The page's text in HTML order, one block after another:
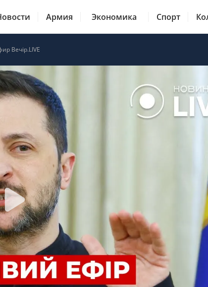
Армия Экономика Спорт
Вечір.LIVE